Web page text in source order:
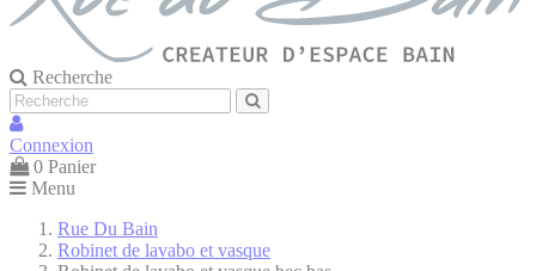
Recherche
Connexion
0 Panier
Menu
Rue Du Bain
Robinet de lavabo et vasque